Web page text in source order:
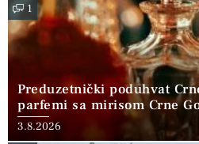
1
Preduzetnički poduhvat
parfemi sa mirisom Crne
3.8.2026